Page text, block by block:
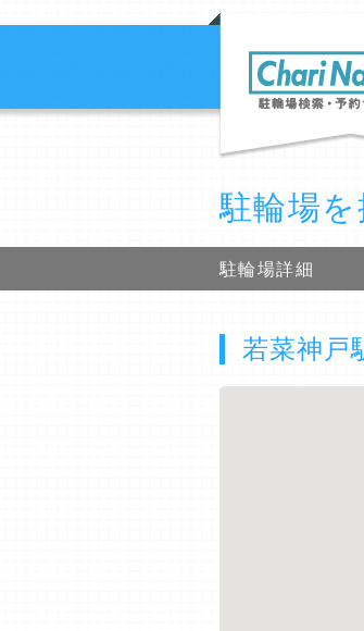
駐輪場を
駐輪場詳細
若菜神戸